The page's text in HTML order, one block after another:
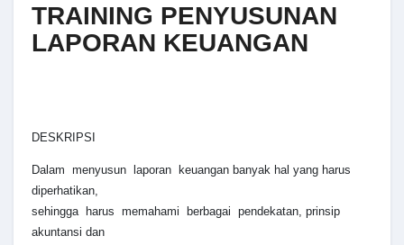
TRAINING PENYUSUNAN
LAPORAN KEUANGAN
DESKRIPSI
Dalam menyusun laporan keuangan banyak hal yang harus
diperhatikan,
sehingga harus memahami berbagai pendekatan, prinsip
akuntansi dan